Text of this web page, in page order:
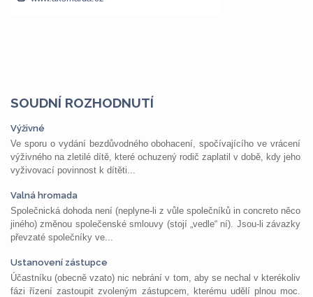
SOUDNÍ ROZHODNUTÍ
Výživné
Ve sporu o vydání bezdůvodného obohacení, spočívajícího ve vrácení
výživného na zletilé dítě, které ochuzený rodič zaplatil v době, kdy jeho
vyživovací povinnost k dítěti...
Valná hromada
Společnická dohoda není (neplyne-li z vůle společníků in concreto něco
jiného) změnou společenské smlouvy (stojí „vedle“ ní). Jsou-li závazky
převzaté společníky ve...
Ustanovení zástupce
Účastníku (obecně vzato) nic nebrání v tom, aby se nechal v kterékoliv
fázi řízení zastoupit zvoleným zástupcem, kterému udělí plnou moc.